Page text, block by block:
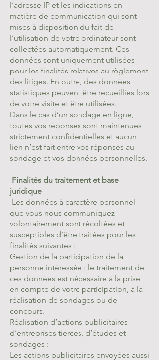
l’adresse IP et les indications en
matière de communication qui sont
mises à disposition du fait de
l’utilisation de votre ordinateur sont
collectées automatiquement. Ces
données sont uniquement utilisées
pour les finalités relatives au règlement
des litiges. En outre, des données
statistiques peuvent être recueillies lors
de votre visite et être utilisées.
Dans le cas d’un sondage en ligne,
toutes vos réponses sont maintenues
strictement confidentielles et aucun
lien n’est fait entre vos réponses au
sondage et vos données personnelles.
Finalités du traitement et base
juridique
Les données à caractère personnel
que vous nous communiquez
volontairement sont récoltées et
susceptibles d’être traitées pour les
finalités suivantes :
Gestion de la participation de la
personne intéressée : le traitement de
ces données est nécessaire à la prise
en compte de votre participation, à la
réalisation de sondages ou de
concours.
Réalisation d’actions publicitaires
d’entreprises tierces, d’études et
sondages :
Les actions publicitaires envoyées aussi